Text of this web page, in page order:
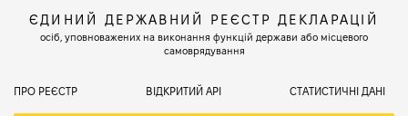
ЄДИНИЙ ДЕРЖАВНИЙ РЕЄСТР ДЕКЛАРАЦІЙ
осіб, уповноважених на виконання функцій держави або місцевого
самоврядування
ПРО РЕЄСТР ВІДКРИТИЙ АРІ СТАТИСТИЧНІ ДАНІ